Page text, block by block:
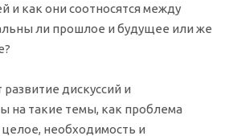
как они соотносятся между
ли прошлое и будущее или же
дискуссий и
на такие темы, как проблема
целое, необходимость и